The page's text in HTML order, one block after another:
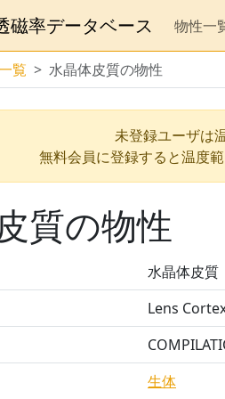
磁率データベース 物性一
覧 水晶体皮質の物性
未登録ユーザは
無料会員に登録すると温度
質の物性
水晶体皮質
Lens
生体